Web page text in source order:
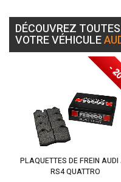
DÉCOUVREZ
VOTRE VÉHICULE
-
PLAQUETTES DE FREIN
RS4 QUATTRO